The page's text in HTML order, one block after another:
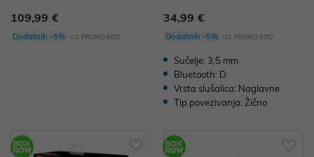
109,99 €
Dodatnih -5% uz PROMO KOD
34,99 €
Dodatnih -5% uz PROMO KOD
Sučelje: 3.5 mm
Bluetooth: D
Vrsta slušalica: Naglavne
Tip povezivanja: Žično